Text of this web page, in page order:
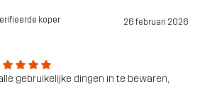
koper 26 februari 2026
gebruikelijke dingen in te bewaren,